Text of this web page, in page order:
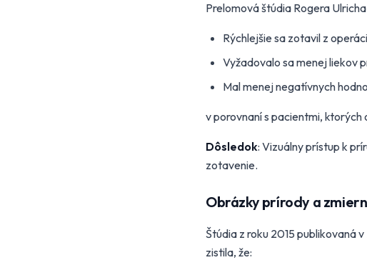
Prelomová štúdia Rogera
Rýchlejšie sa zotavil z
Vyžadovalo sa menej liekov
Mal menej negatívnych
v porovnaní s pacientmi,
Dôsledok: Vizuálny prístup k
zotavenie.
Obrázky prírody a
Štúdia z roku 2015 publikovaná v
zistila, že: